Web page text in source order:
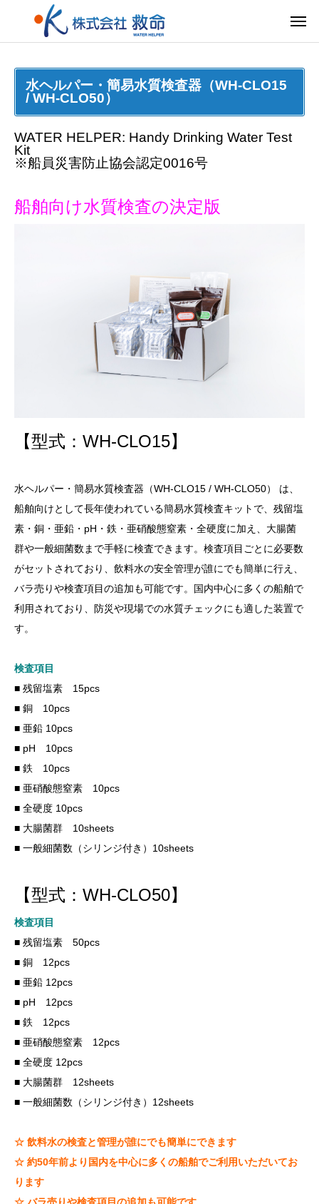
水ヘルパー・簡易水質検査器（WH-CLO15
/ WH-CLO50）
WATER HELPER: Handy Drinking Water Test
Kit
※船員災害防止協会認定0016号
船舶向け水質検査の決定版
【型式：WH-CLO15】
水ヘルパー・簡易水質検査器（WH-CLO15 / WH-CLO50） は、
船舶向けとして長年使われている簡易水質検査キットで、残留塩
素・銅・亜鉛・pH・鉄・亜硝酸態窒素・全硬度に加え、大腸菌
群や一般細菌数まで手軽に検査できます。検査項目ごとに必要数
がセットされており、飲料水の安全管理が誰にでも簡単に行え、
バラ売りや検査項目の追加も可能です。国内中心に多くの船舶で
利用されており、防災や現場での水質チェックにも適した装置で
す。
検査項目
■ 残留塩素 15pcs
■ 銅 10pcs
■ 亜鉛 10pcs
■ pH 10pcs
■ 鉄 10pcs
■ 亜硝酸態窒素 10pcs
■ 全硬度 10pcs
■ 大腸菌群 10sheets
■ 一般細菌数（シリンジ付き）10sheets
【型式：WH-CLO50】
検査項目
■ 残留塩素 50pcs
■ 銅 12pcs
■ 亜鉛 12pcs
■ pH 12pcs
■ 鉄 12pcs
■ 亜硝酸態窒素 12pcs
■ 全硬度 12pcs
■ 大腸菌群 12sheets
■ 一般細菌数（シリンジ付き）12sheets
☆ 飲料水の検査と管理が誰にでも簡単にできます
☆ 約50年前より国内を中心に多くの船舶でご利用いただいてお
ります